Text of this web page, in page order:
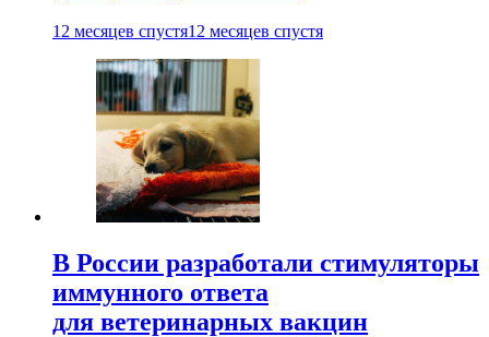
12 месяцев спустя12 месяцев спустя
В России разработали стимуляторы
иммунного ответа
для ветеринарных вакцин